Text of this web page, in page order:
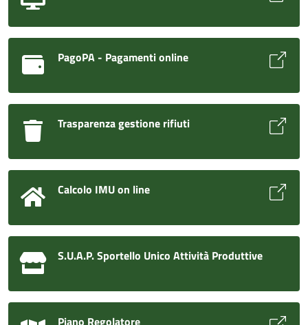
PagoPA - Pagamenti online
Trasparenza gestione rifiuti
Calcolo IMU on line
S.U.A.P. Sportello Unico Attività Produttive
Piano Regolatore